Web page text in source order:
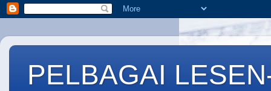
PELBAGAI